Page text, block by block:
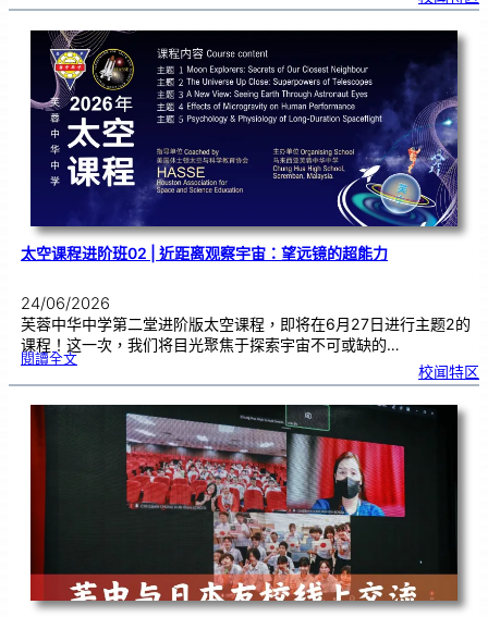
颁
奖
式
|嘉
奖
优
秀
学
子
太空课程进阶班02 | 近距离观察宇宙：望远镜的超能力
24/06/2026
芙蓉中华中学第二堂进阶版太空课程，即将在6月27日进行主题2的
课程！这一次，我们将目光聚焦于探索宇宙不可或缺的…
閱讀全文:太
程
阶
班
校闻特区